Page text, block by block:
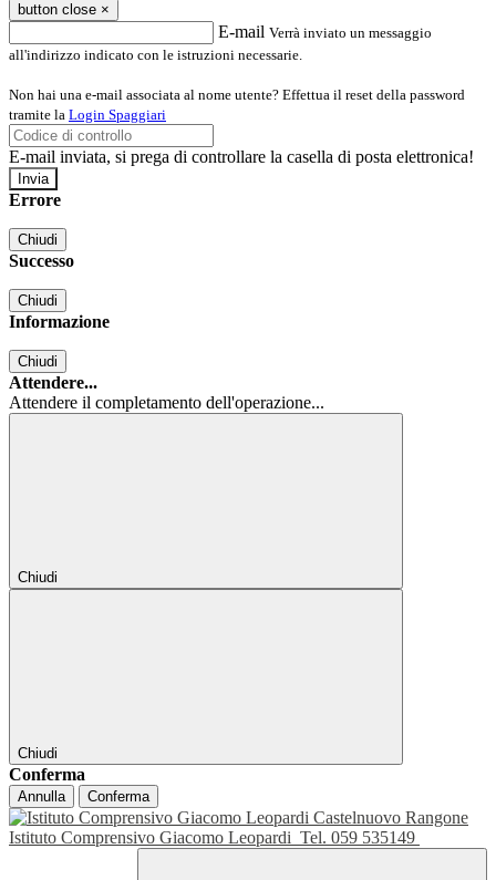
button close ×
E-mail Verrà inviato un messaggio
all'indirizzo indicato con le istruzioni necessarie.
Non hai una e-mail associata al nome utente? Effettua il reset della password
tramite la Login Spaggiari
E-mail inviata, si prega di controllare la casella di posta elettronica!
Errore
Chiudi
Successo
Chiudi
Informazione
Chiudi
Attendere...
Attendere il completamento dell'operazione...
Chiudi
Chiudi
Conferma
Annulla Conferma
Istituto Comprensivo Giacomo Leopardi Tel. 059 535149